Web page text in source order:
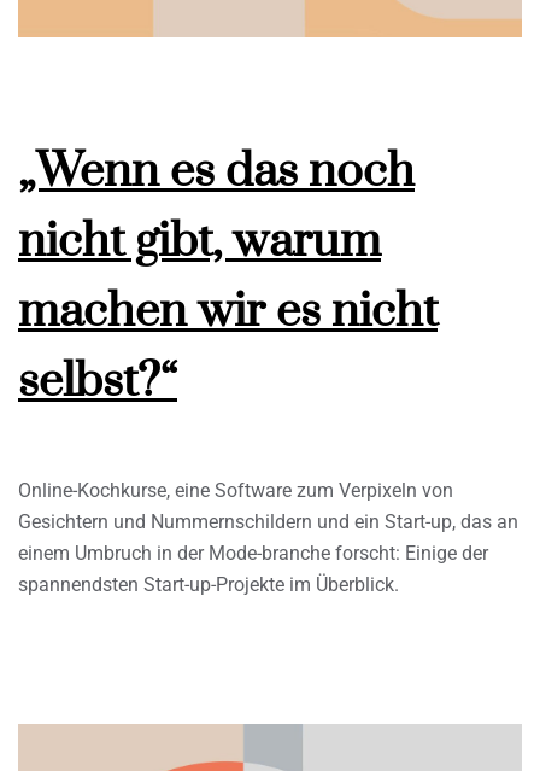
„Wenn es das noch
nicht gibt, warum
machen wir es nicht
selbst?“
Online-Kochkurse, eine Software zum Verpixeln von
Gesichtern und Nummernschildern und ein Start-up, das an
einem Umbruch in der Mode-branche forscht: Einige der
spannendsten Start-up-Projekte im Überblick.